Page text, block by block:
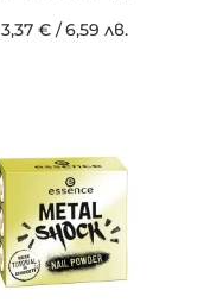
3,37 € /6,59 лв.